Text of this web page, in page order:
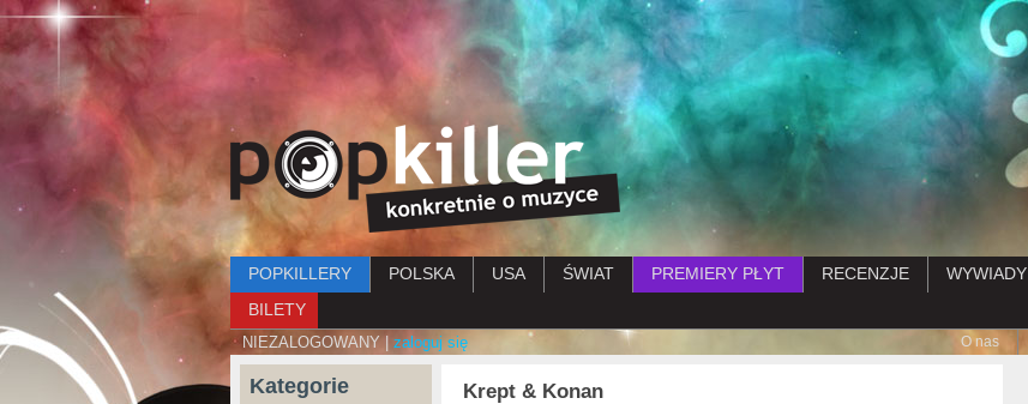
Przejdź do treści
Menu główne
POPKILLERY POLSKA USA ŚWIAT PREMIERY PŁYT RECENZJE WYWIADY
BILETY
NIEZALOGOWANY | zaloguj się Submenu
O nas
Kategorie Krept & Konan